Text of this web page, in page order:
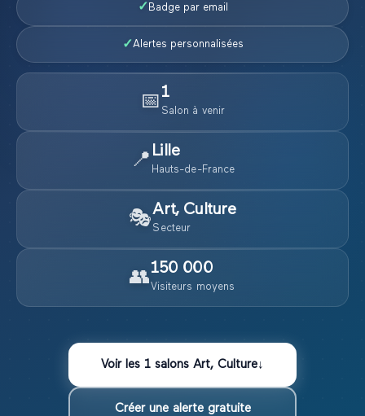
✓ Badge par email
✓Alertes personnalisées
📅 1
Salon à venir
📍 Lille
Hauts-de-France
🎭Art, Culture
Secteur
👥150 000
Visiteurs moyens
Voir les 1 salons Art, Culture↓
Créer une alerte gratuite